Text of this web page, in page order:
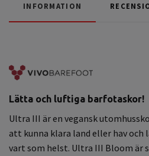
INFORMATION
Lätta och luftiga barfotaskor!
Ultra III är en vegansk
att kunna klara land eller hav
vart som helst. Ultra III Bloom är